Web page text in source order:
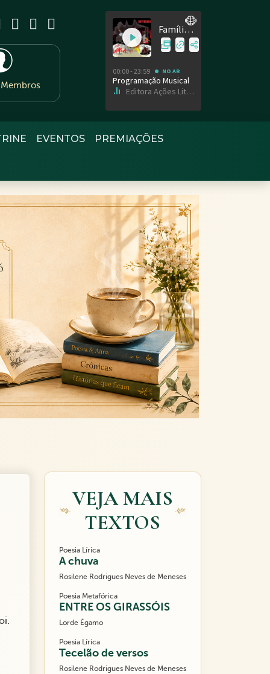
EVENTOS PREMIAÇÕES
Next
VEJA MAIS
TEXTOS
Poesia Lírica
A chuva
Rosilene Rodrigues Neves de Meneses
Poesia Metafórica
ENTRE OS GIRASSÓIS
Lorde Égamo
Poesia Lírica
Tecelão de versos
Rosilene Rodrigues Neves de Meneses